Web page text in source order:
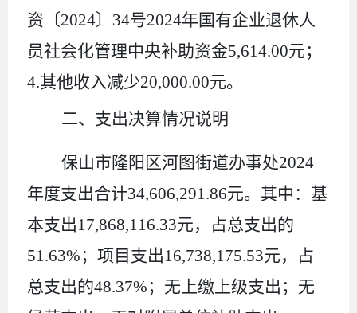
资〔2024〕 34号2024年国有企业退休人
员社会化管理中央补助资金5,614.00元；
4.其他收入减少20,000.00元。
二、支出决算情况说明
保山市隆阳区河图街道办事处2024
年度支出合计34,606,291.86元。其中： 基
本支出17,868,116.33元，占总支出的
51.63%；项目支出16,738,175.53元，占
总支出的48.37%； 无 上缴上级支出； 无